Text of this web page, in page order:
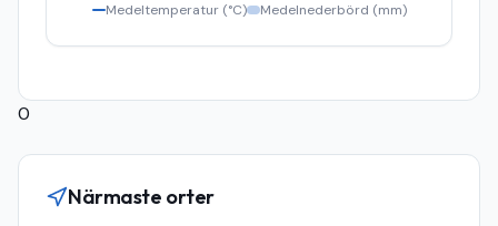
Medeltemperatur (°C) Medelnederbörd (mm)
0
Närmaste orter